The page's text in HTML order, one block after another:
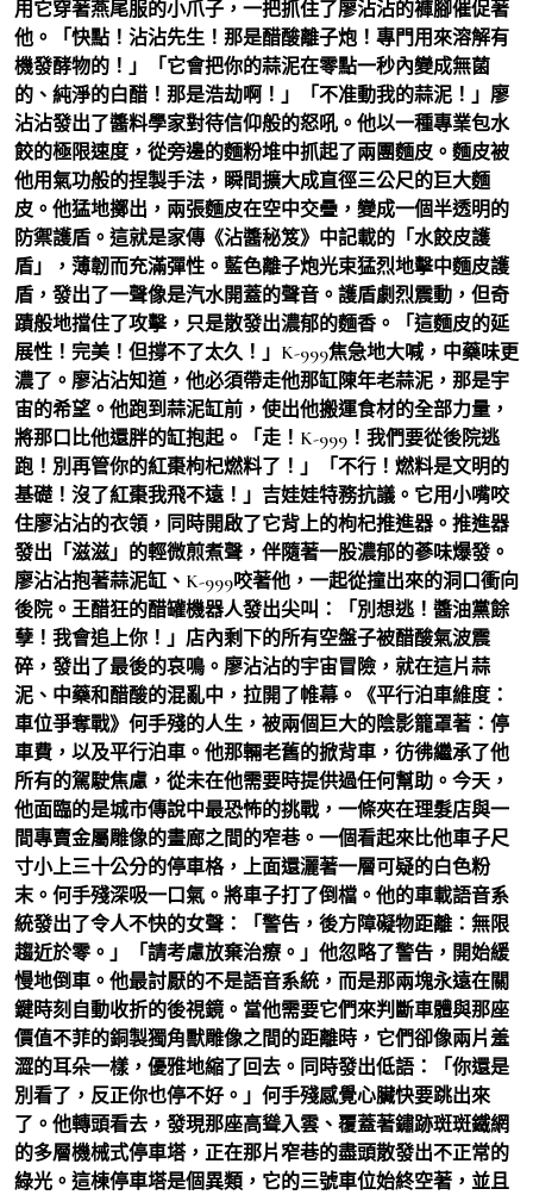
用它穿著燕尾服的小爪子，一把抓住了廖沾沾的褲腳催促著
他。「快點！沾沾先生！那是醋酸離子炮！專門用來溶解有
機發酵物的！」「它會把你的蒜泥在零點一秒內變成無菌
的、純淨的白醋！那是浩劫啊！」「不准動我的蒜泥！」廖
沾沾發出了醬料學家對待信仰般的怒吼。他以一種專業包水
餃的極限速度，從旁邊的麵粉堆中抓起了兩團麵皮。麵皮被
他用氣功般的捏製手法，瞬間擴大成直徑三公尺的巨大麵
皮。他猛地擲出，兩張麵皮在空中交疊，變成一個半透明的
防禦護盾。這就是家傳《沾醬秘笈》中記載的「水餃皮護
盾」，薄韌而充滿彈性。藍色離子炮光束猛烈地擊中麵皮護
盾，發出了一聲像是汽水開蓋的聲音。護盾劇烈震動，但奇
蹟般地擋住了攻擊，只是散發出濃郁的麵香。「這麵皮的延
展性！完美！但撐不了太久！」K-999焦急地大喊，中藥味更
濃了。廖沾沾知道，他必須帶走他那缸陳年老蒜泥，那是宇
宙的希望。他跑到蒜泥缸前，使出他搬運食材的全部力量，
將那口比他還胖的缸抱起。「走！K-999！我們要從後院逃
跑！別再管你的紅棗枸杞燃料了！」「不行！燃料是文明的
基礎！沒了紅棗我飛不遠！」吉娃娃特務抗議。它用小嘴咬
住廖沾沾的衣領，同時開啟了它背上的枸杞推進器。推進器
發出「滋滋」的輕微煎煮聲，伴隨著一股濃郁的蔘味爆發。
廖沾沾抱著蒜泥缸、K-999咬著他，一起從撞出來的洞口衝向
後院。王醋狂的醋罐機器人發出尖叫：「別想逃！醬油黨餘
孽！我會追上你！」店內剩下的所有空盤子被醋酸氣波震
碎，發出了最後的哀鳴。廖沾沾的宇宙冒險，就在這片蒜
泥、中藥和醋酸的混亂中，拉開了帷幕。《平行泊車維度：
車位爭奪戰》何手殘的人生，被兩個巨大的陰影籠罩著：停
車費，以及平行泊車。他那輛老舊的掀背車，彷彿繼承了他
所有的駕駛焦慮，從未在他需要時提供過任何幫助。今天，
他面臨的是城市傳說中最恐怖的挑戰，一條夾在理髮店與一
間專賣金屬雕像的畫廊之間的窄巷。一個看起來比他車子尺
寸小上三十公分的停車格，上面還灑著一層可疑的白色粉
末。何手殘深吸一口氣。將車子打了倒檔。他的車載語音系
統發出了令人不快的女聲：「警告，後方障礙物距離：無限
趨近於零。」「請考慮放棄治療。」他忽略了警告，開始緩
慢地倒車。他最討厭的不是語音系統，而是那兩塊永遠在關
鍵時刻自動收折的後視鏡。當他需要它們來判斷車體與那座
價值不菲的銅製獨角獸雕像之間的距離時，它們卻像兩片羞
澀的耳朵一樣，優雅地縮了回去。同時發出低語：「你還是
別看了，反正你也停不好。」何手殘感覺心臟快要跳出來
了。他轉頭看去，發現那座高聳入雲、覆蓋著鏽跡斑斑鐵網
的多層機械式停車塔，正在那片窄巷的盡頭散發出不正常的
綠光。這棟停車塔是個異類，它的三號車位始終空著，並且